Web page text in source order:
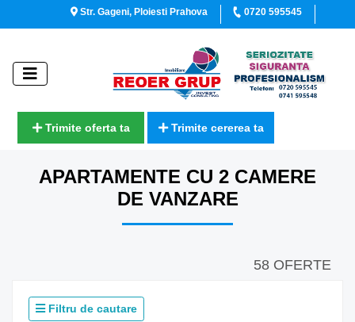
Str. Gageni, Ploiesti Prahova 0720 595545
Trimite oferta ta Trimite cererea ta
APARTAMENTE CU 2 CAMERE
DE VANZARE
58 OFERTE
Filtru de cautare